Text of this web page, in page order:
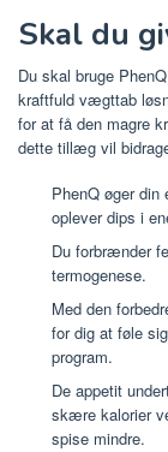
Skal du
Du skal bruge
kraftfuld vægttab
for at få den magre
dette tillæg vil
PhenQ øger
oplever dips i
Du forbrænder
termogenese.
Med den
for dig at føle
program.
De appetit
skære kalorier
spise mindre.